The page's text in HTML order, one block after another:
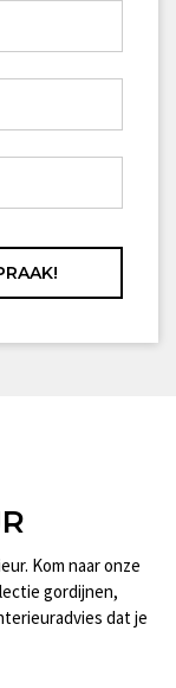
Kom naar onze
gordijnen,
dat je